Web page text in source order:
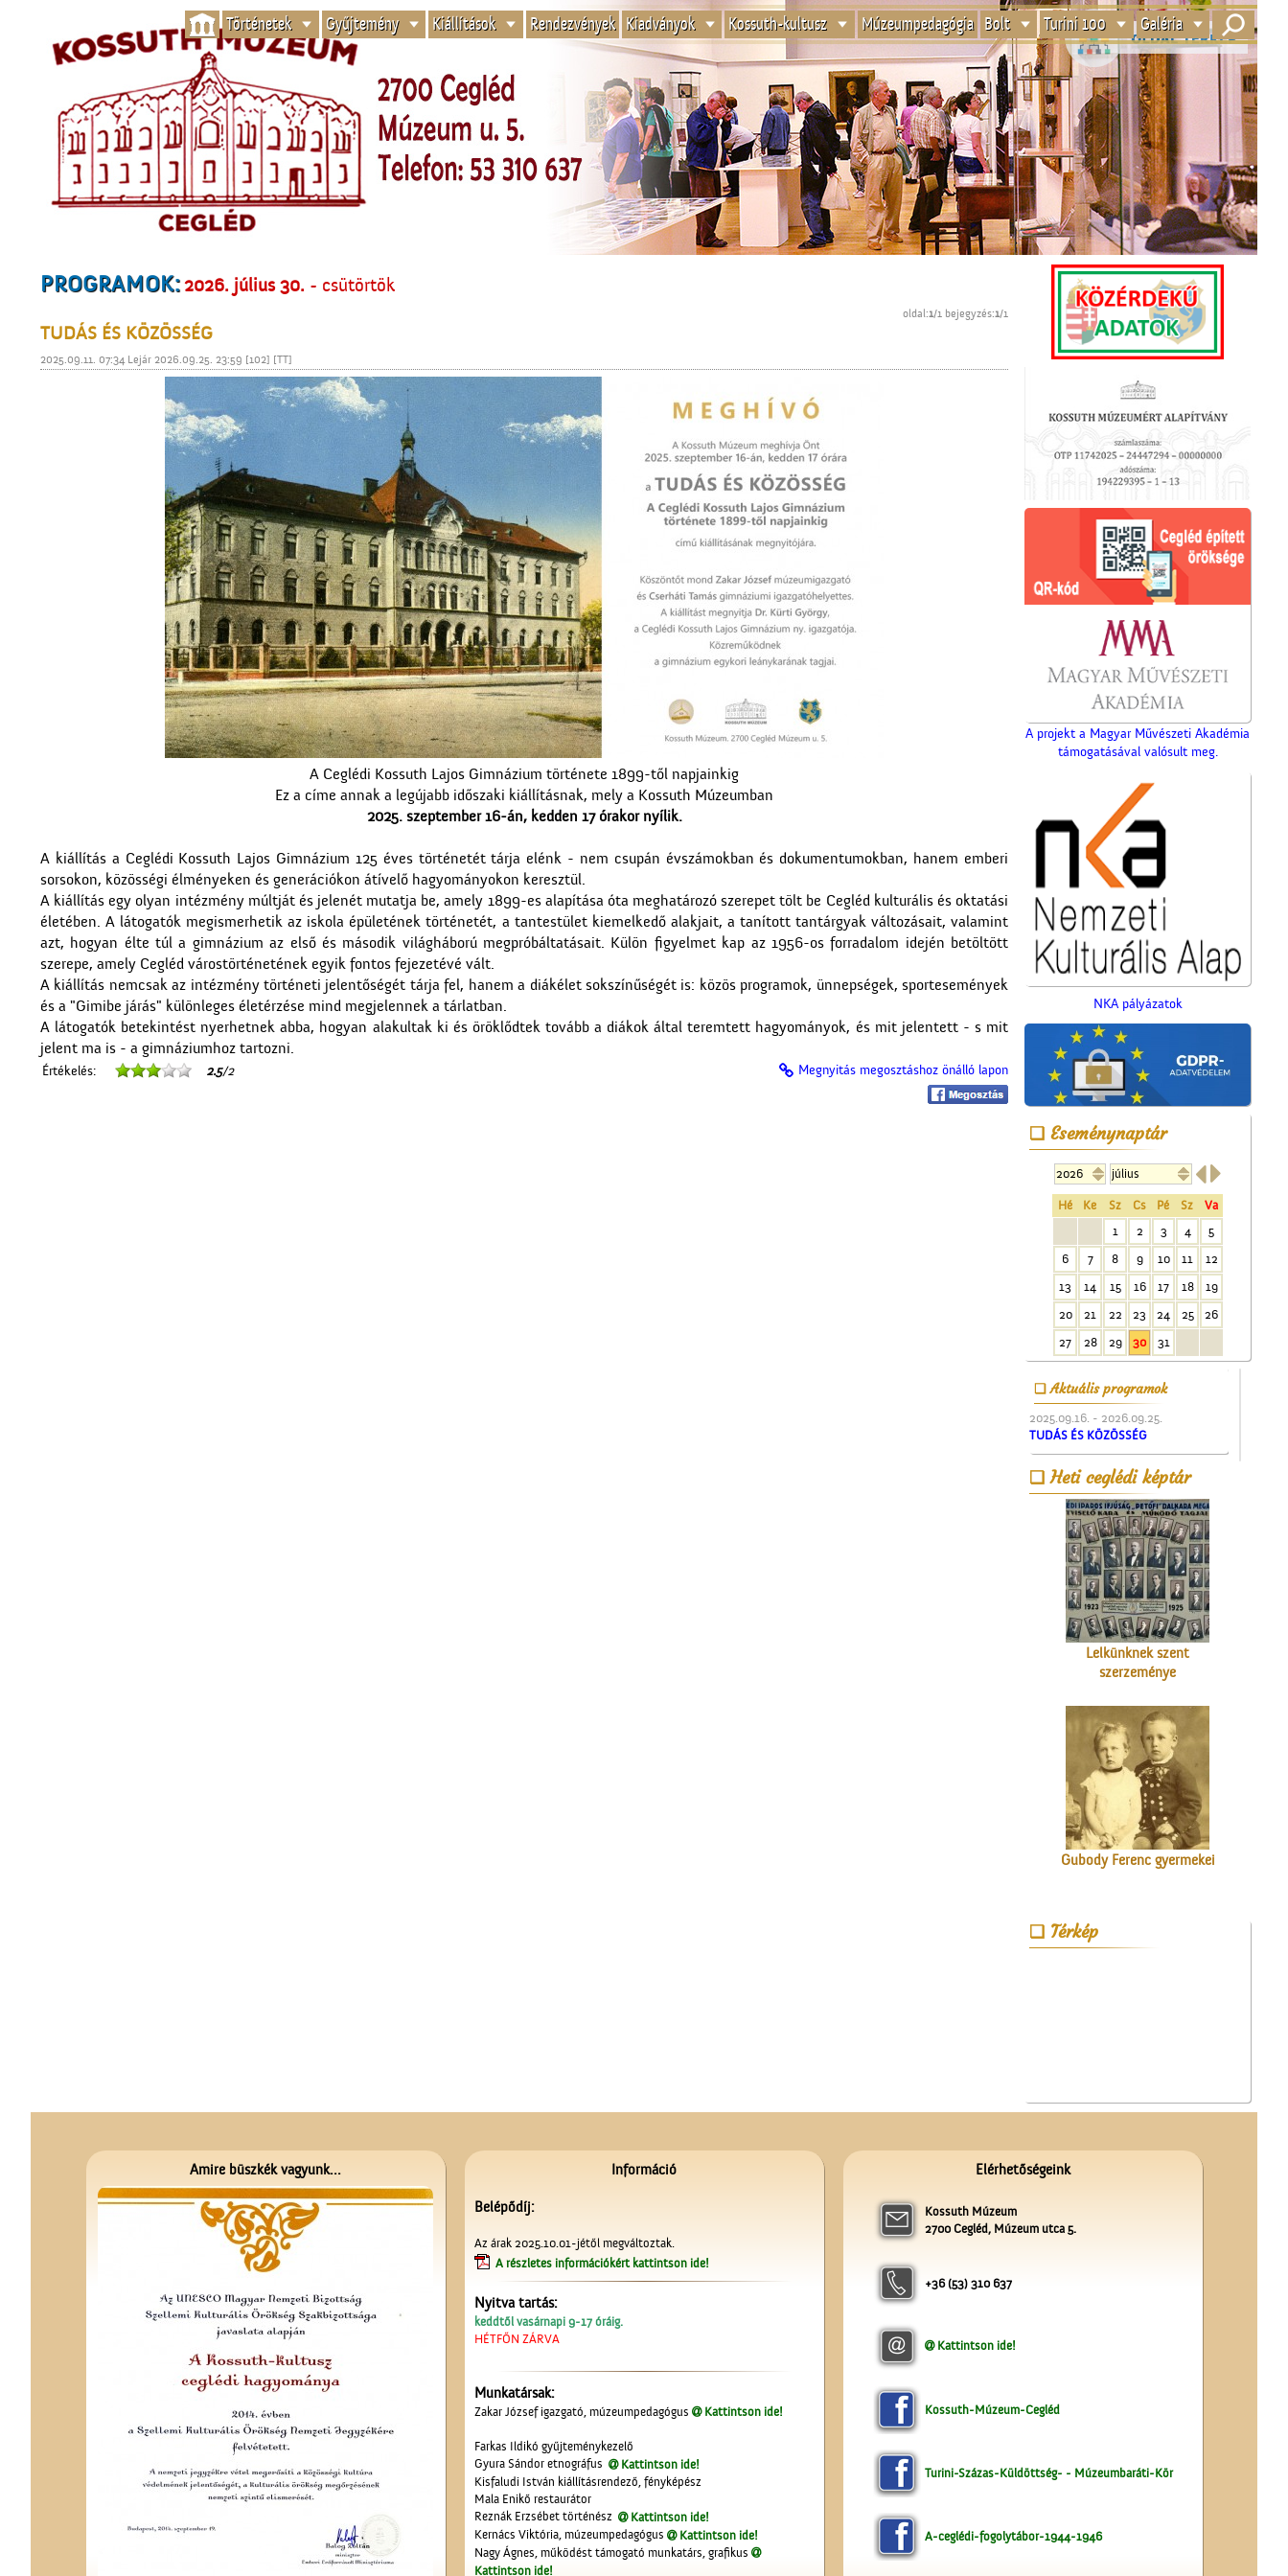
Történetek Gyűjtemény Kiállítások Rendezvények Kiadványok Kossuth-kultusz Múzeumpedagógia Bolt Turini 100 Galéria
PROGRAMOK:2026. július 30. - csütörtök
oldal:1/1 bejegyzés:1/1
TUDÁS ÉS KÖZÖSSÉG
2025.09.11. 07:34 Lejár 2026.09.25. 23:59 [102] [TT]
A Ceglédi Kossuth Lajos Gimnázium története 1899-től napjainkig
Ez a címe annak a legújabb időszaki kiállításnak, mely a Kossuth Múzeumban
2025. szeptember 16-án, kedden 17 órakor nyílik.
A kiállítás a Ceglédi Kossuth Lajos Gimnázium 125 éves történetét tárja elénk - nem csupán évszámokban és dokumentumokban, hanem emberi
sorsokon, közösségi élményeken és generációkon átívelő hagyományokon keresztül.
A kiállítás egy olyan intézmény múltját és jelenét mutatja be, amely 1899-es alapítása óta meghatározó szerepet tölt be Cegléd kulturális és oktatási
életében. A látogatók megismerhetik az iskola épületének történetét, a tantestület kiemelkedő alakjait, a tanított tantárgyak változásait, valamint
azt, hogyan élte túl a gimnázium az első és második világháború megpróbáltatásait. Külön figyelmet kap az 1956-os forradalom idején betöltött
szerepe, amely Cegléd várostörténetének egyik fontos fejezetévé vált.
A kiállítás nemcsak az intézmény történeti jelentőségét tárja fel, hanem a diákélet sokszínűségét is: közös programok, ünnepségek, sportesemények
és a "Gimibe járás" különleges életérzése mind megjelennek a tárlatban.
A látogatók betekintést nyerhetnek abba, hogyan alakultak ki és öröklődtek tovább a diákok által teremtett hagyományok, és mit jelentett - s mit
jelent ma is - a gimnáziumhoz tartozni.
Értékelés: 2.5/2 Megnyitás megosztáshoz önálló lapon
A projekt a Magyar Művészeti Akadémia
támogatásával valósult meg.
NKA pályázatok
Eseménynaptár

Hé Ke Sz Cs Pé Sz
Va
1
2 3 4
5
6
7 8 9 10 11
12
13
14 15 16 17 18
19
20
21 22 23 24 25
26
27
28 29 30 31
Aktuális programok
2025.09.16. - 2026.09.25.
TUDÁS ÉS KÖZÖSSÉG
Heti ceglédi képtár
A Ceglédi Dózsa György
Népi Kollégium diákjai
énekelnek
Kereszt a Seregélyesben
iskola
Lelkünknek szent
szerzeménye
Gubody Ferenc gyermekei
A ceglédi katolikus
Térkép
Amire büszkék vagyunk... Információ
Belépődíj:
Az árak 2025.10.01-jétől megváltoztak.
A részletes információkért kattintson ide!
Nyitva tartás:
keddtől vasárnapi 9-17 óráig.
HÉTFŐN ZÁRVA
Munkatársak:
Zakar József igazgató, múzeumpedagógus Kattintson ide!
Farkas Ildikó gyűjteménykezelő
Gyura Sándor etnográfus
Kattintson ide!
Kisfaludi István kiállításrendező, fényképész
Mala Enikő restaurátor
Reznák Erzsébet történész
Kattintson ide!
Kernács Viktória, múzeumpedagógus
Kattintson ide!
Nagy Ágnes, működést támogató munkatárs, grafikus
Kattintson ide!
Elérhetőségeink
Kossuth Múzeum
2700 Cegléd, Múzeum utca 5.
+36 (53) 310 637
Kattintson ide!
Kossuth-Múzeum-Cegléd
Turini-Százas-Küldöttség- - Múzeumbaráti-Kör
A-ceglédi-fogolytábor-1944-1946